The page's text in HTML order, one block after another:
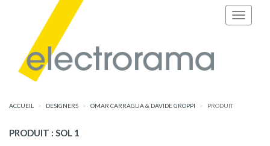
ACCUEIL DESIGNERS OMAR CARRAGLIA & DAVIDE GROPPI PRODUIT
PRODUIT : SOL 1